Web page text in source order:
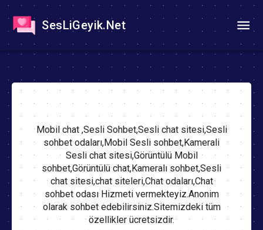
SesLiGeyik.Net
Mobil chat ,Sesli Sohbet,Sesli chat sitesi,Sesli
sohbet odaları,Mobil Sesli sohbet,Kamerali
Sesli chat sitesi,Görüntülü Mobil
sohbet,Görüntülü chat,Kameralı sohbet,Sesli
chat sitesi,chat siteleri,Chat odaları,Chat
sohbet odası Hizmeti vermekteyiz.Anonim
olarak sohbet edebilirsiniz.Sitemizdeki tüm
özellikler ücretsizdir.